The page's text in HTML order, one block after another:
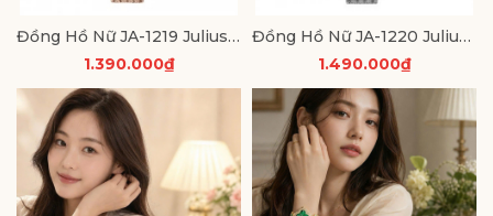
Đồng Hồ Nữ JA-1219 Julius Hàn Quốc Dây Thép (Nhiều Màu)
1.390.000₫
Đồng Hồ Nữ JA-1220 Julius Hàn Quốc Dây Thép (Nhiều Màu)
1.490.000₫